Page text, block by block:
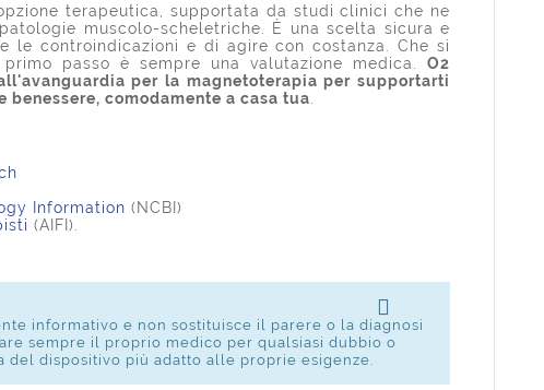
terapeutica, supportata da studi clinici che ne
muscolo-scheletriche. È una scelta sicura e
le controindicazioni e di agire con costanza. Che si
passo è sempre una valutazione medica. O2
per la magnetoterapia per supportarti
comodamente a casa tua
Information (NCBI)
(AIFI).
informativo e non sostituisce il parere o la diagnosi
sempre il proprio medico per qualsiasi dubbio o
del dispositivo più adatto alle proprie esigenze.